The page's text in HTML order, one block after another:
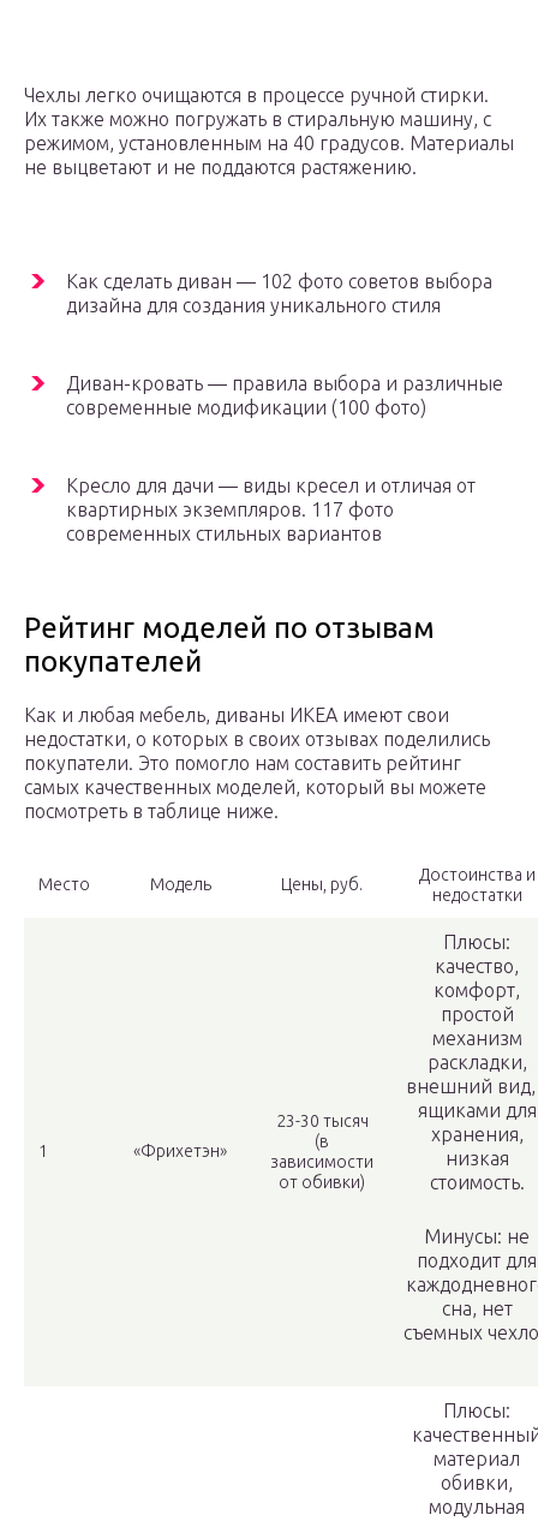
Чехлы легко очищаются в процессе ручной стирки.
Их также можно погружать в стиральную машину, с
режимом, установленным на 40 градусов. Материалы
не выцветают и не поддаются растяжению.
Как сделать диван — 102 фото советов выбора
дизайна для создания уникального стиля
Диван-кровать — правила выбора и различные
современные модификации (100 фото)
Кресло для дачи — виды кресел и отличая от
квартирных экземпляров. 117 фото
современных стильных вариантов
Рейтинг моделей по отзывам
покупателей
Как и любая мебель, диваны ИКЕА имеют свои
недостатки, о которых в своих отзывах поделились
покупатели. Это помогло нам составить рейтинг
самых качественных моделей, который вы можете
посмотреть в таблице ниже.
Место Модель Цены, руб.
Достоинства и
недостатки
1 «Фрихетэн»
23-30 тысяч
(в
зависимости
от обивки)
Плюсы:
качество,
комфорт,
простой
механизм
раскладки,
внешний вид,
ящиками для
хранения,
низкая
стоимость.
Минусы: не
подходит для
сна, нет
съемных
Плюсы:
материал
обивки,
модульная